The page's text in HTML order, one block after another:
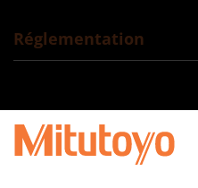
Réglementation
Suivez-nous